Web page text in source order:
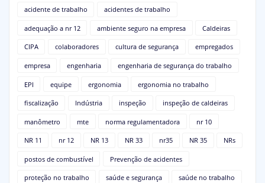
acidente de trabalho acidentes de trabalho
adequação a nr 12 ambiente seguro na empresa Caldeiras
CIPA colaboradores cultura de segurança empregados
empresa engenharia engenharia de segurança do trabalho
EPI equipe ergonomia ergonomia no trabalho
fiscalização Indústria inspeção inspeção de caldeiras
manômetro mte norma regulamentadora nr 10
NR 11 nr 12 NR 13 NR 33 nr35 NR 35 NRs
postos de combustível Prevenção de acidentes
proteção no trabalho saúde e segurança saúde no trabalho